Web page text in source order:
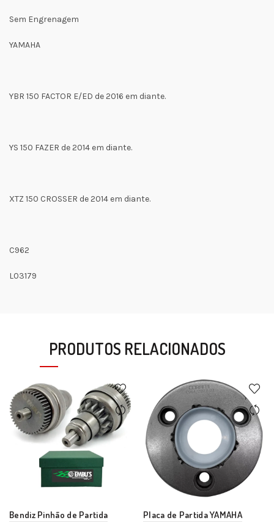
Sem Engrenagem
YAMAHA
YBR 150 FACTOR E/ED de 2016 em diante.
YS 150 FAZER de 2014 em diante.
XTZ 150 CROSSER de 2014 em diante.
C962
L03179
PRODUTOS RELACIONADOS
Bendiz Pinhão de Partida
Placa de Partida YAMAHA